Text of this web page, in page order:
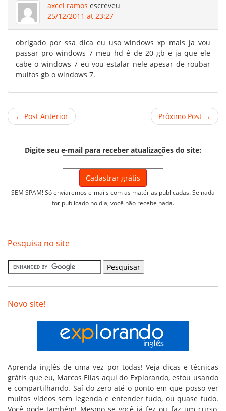
axcel ramos escreveu
25/12/2011 at 23:27
obrigado por ssa dica eu uso windows xp mais ja vou
passar pro windows 7 meu hd é de 20 gb e ja que ele
cabe o windows 7 eu vou estalar nele apesar de roubar
muitos gb o windows 7.
← Post Anterior Próximo Post →
Digite seu e-mail para receber atualizações do site:
SEM SPAM! Só enviaremos e-mails com as matérias publicadas. Se nada
for publicado no dia, você não recebe nada.
Pesquisa no site
Novo site!
Aprenda inglês de uma vez por todas! Veja dicas e técnicas
grátis que eu, Marcos Elias aqui do Explorando, estou usando
e compartilhando. Saí do zero até o ponto em que posso ver
muitos vídeos sem legenda e entender tudo, ou quase tudo.
Você pode também! Mesmo se você já fez ou faz um curso,